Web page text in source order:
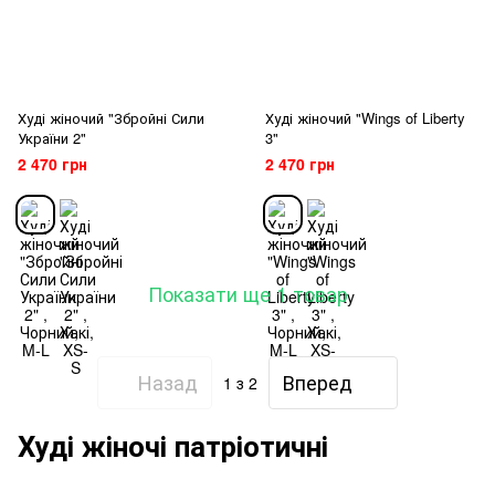
Худі жіночий "Збройні Сили
України 2"
2 470 грн
Худі жіночий "Wings of Liberty
3"
2 470 грн
Показати ще 1 товар
Назад 1 з 2 Вперед
Худі жіночі патріотичні